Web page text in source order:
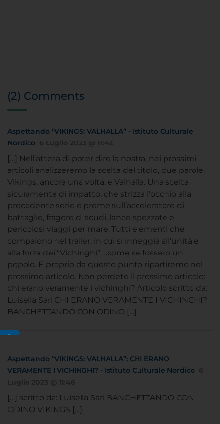
(2) Comments
Aspettando “VIKINGS: VALHALLA” - Istituto Culturale
Nordico
[…] Nell’attesa di poter dire la nostra, nei prossimi
articoli analizzeremo la scelta del titolo, due parole,
Vikings, ancora una volta, e Valhalla. Una scelta
sicuramente di impatto, che strizza l’occhio alla
precedente serie e preme sull’acceleratore di
battaglie, fragore di scudi, lance spezzate e
pericolosi viaggi per mare. Tutti elementi che
compaiono nel trailer, in cui si inneggia all’unità e
alla forza dei “Vichinghi” …come se fossero un
popolo. E proprio da questo punto ripartiremo nel
prossimo articolo. Non perdete il prossimo articolo:
chi erano veramente i vichinghi? Articolo scritto da:
Luisella Sari CHI ERANO VERAMENTE I VICHINGHI?
BANCHETTANDO CON ODINO […]
Aspettando “VIKINGS: VALHALLA”: CHI ERANO
VERAMENTE I VICHINGHI? - Istituto Culturale Nordico
[…] scritto da: Luisella Sari BANCHETTANDO CON
ODINO VIKINGS […]